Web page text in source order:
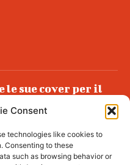
Consent
technologies like cookies to
Consenting to these
such as browsing behavior or
le sue cover per il